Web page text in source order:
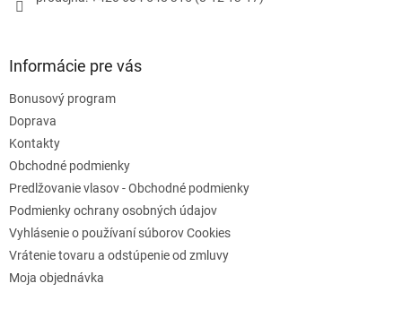
Informácie pre vás
Bonusový program
Doprava
Kontakty
Obchodné podmienky
Predlžovanie vlasov - Obchodné podmienky
Podmienky ochrany osobných údajov
Vyhlásenie o používaní súborov Cookies
Vrátenie tovaru a odstúpenie od zmluvy
Moja objednávka